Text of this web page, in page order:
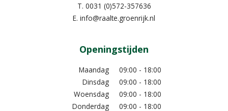
T. 0031 (0)572-357636
E. info@raalte.groenrijk.nl
Openingstijden
Maandag
09:00 - 18:00
Dinsdag
09:00 - 18:00
Woensdag
09:00 - 18:00
Donderdag
09:00 - 18:00